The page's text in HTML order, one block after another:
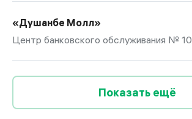
«Душанбе Молл»
Центр банковского обслуживания № 10
Показать ещё